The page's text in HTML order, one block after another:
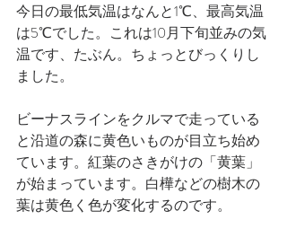
今日の最低気温はなんと1℃、最高気温
は5℃でした。これは10月下旬並みの気
温です、たぶん。ちょっとびっくりし
ました。
ビーナスラインをクルマで走っている
と沿道の森に黄色いものが目立ち始め
ています。紅葉のさきがけの「黄葉」
が始まっています。白樺などの樹木の
葉は黄色く色が変化するのです。